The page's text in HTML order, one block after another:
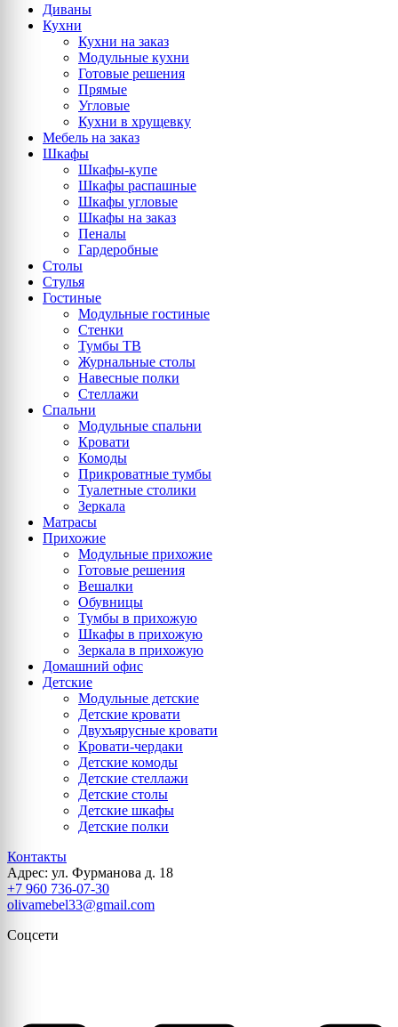
Диваны
Кухни
Кухни на заказ
Модульные кухни
Готовые решения
Прямые
Угловые
Кухни в хрущевку
Мебель на заказ
Шкафы
Шкафы-купе
Шкафы распашные
Шкафы угловые
Шкафы на заказ
Пеналы
Гардеробные
Столы
Стулья
Гостиные
Модульные гостиные
Стенки
Тумбы ТВ
Журнальные столы
Навесные полки
Стеллажи
Спальни
Модульные спальни
Кровати
Комоды
Прикроватные тумбы
Туалетные столики
Зеркала
Матрасы
Прихожие
Модульные прихожие
Готовые решения
Вешалки
Обувницы
Тумбы в прихожую
Шкафы в прихожую
Зеркала в прихожую
Домашний офис
Детские
Модульные детские
Детские кровати
Двухъярусные кровати
Кровати-чердаки
Детские комоды
Детские стеллажи
Детские столы
Детские шкафы
Детские полки
Контакты
Адрес: ул. Фурманова д. 18
+7 960 736-07-30
olivamebel33@gmail.com
Соцсети